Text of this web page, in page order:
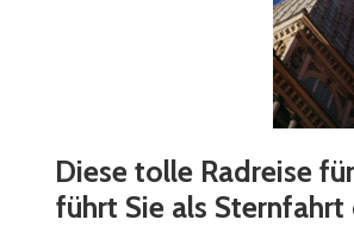
Diese tolle Radreise
führt Sie als Sternfahrt